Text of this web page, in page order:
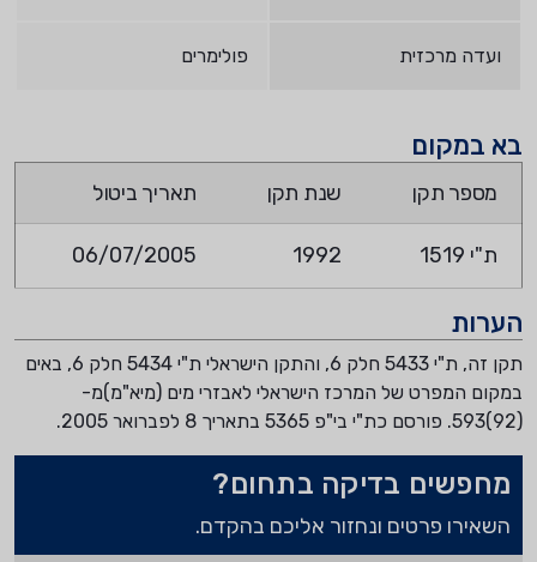
ועדה מרכזית פולימרים
בא במקום
מספר תקן שנת תקן תאריך ביטול
ת"י 1519 1992
06/07/2005
הערות
תקן זה, ת"י 5433 חלק 6, והתקן הישראלי ת"י 5434 חלק 6, באים
במקום המפרט של המרכז הישראלי לאבזרי מים (מיא"מ)מ-
(92)593. פורסם כת"י בי"פ 5365 בתאריך 8 לפברואר 2005.
מחפשים בדיקה בתחום?
השאירו פרטים ונחזור אליכם בהקדם.